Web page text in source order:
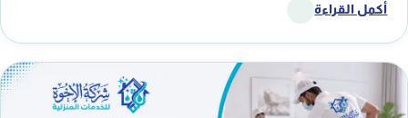
أكمل القراءة